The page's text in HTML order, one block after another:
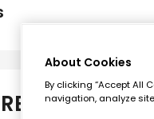
About Cookies
By clicking “Accept All
navigation, analyze